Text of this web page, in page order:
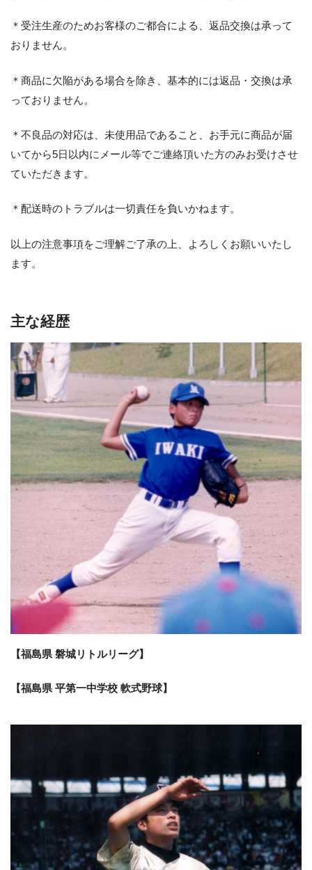
＊受注生産のためお客様のご都合による、返品交換は承って
おりません。
＊商品に欠陥がある場合を除き、基本的には返品・交換は承
っておりません。
＊不良品の対応は、未使用品であること、お手元に商品が届
いてから5日以内にメール等でご連絡頂いた方のみお受けさせ
ていただきます。
＊配送時のトラブルは一切責任を負いかねます。
以上の注意事項をご理解ご了承の上、よろしくお願いいたし
ます。
主な経歴
【福島県 磐城リトルリーグ】
【福島県 平第一中学校 軟式野球】